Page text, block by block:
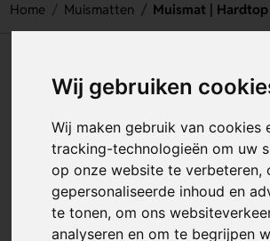
Wij gebruiken
Wij maken gebruik van cookies
tracking-technologieën om uw
op onze website te verbeteren,
gepersonaliseerde inhoud en
te tonen, om ons
analyseren en om te begrijpen
Home Muismatten Muismat |
Muismat | Hardtop |
opdruk
Artikelnummer: 118497